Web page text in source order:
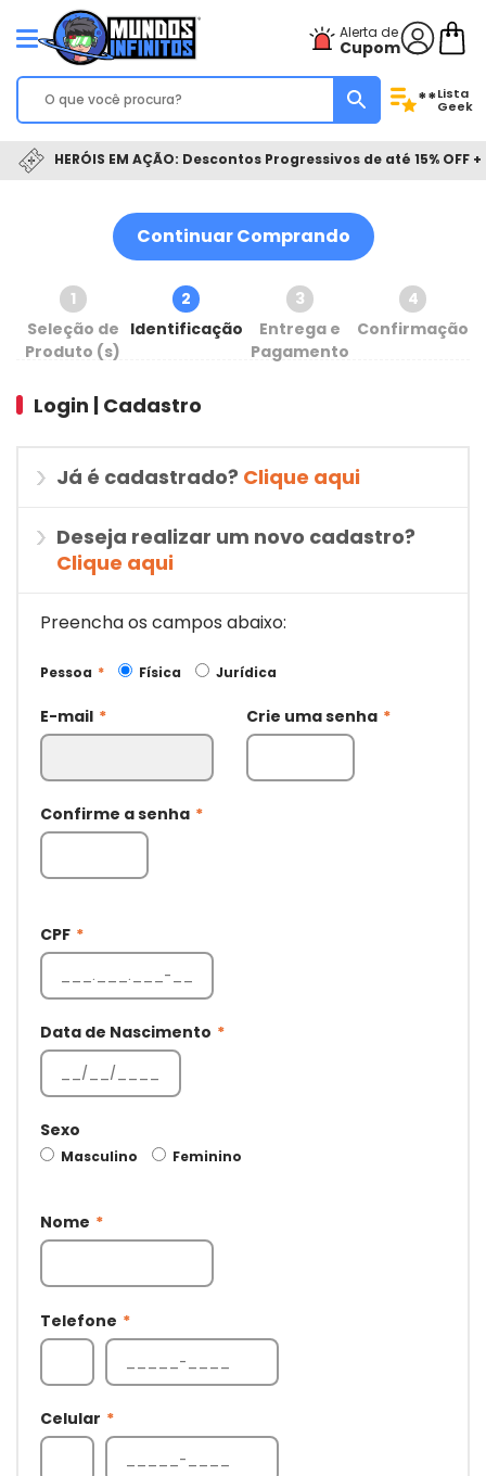
Alerta de
Cupom
**Lista
Geek
HERÓIS EM AÇÃO: Descontos Progressivos de até 15% OFF
Continuar Comprando
1
Seleção de
Produto (s)
2
Identificação
3
Entrega e
Pagamento
4
Confirmação
Login | Cadastro
Já é cadastrado? Clique aqui
Deseja realizar um novo cadastro?
Clique aqui
Preencha os campos abaixo:
Pessoa * Física Jurídica
E-mail * Crie uma senha *
Confirme a senha *
CPF *
Data de Nascimento *
Sexo
Masculino Feminino
Nome *
Telefone *
Celular *